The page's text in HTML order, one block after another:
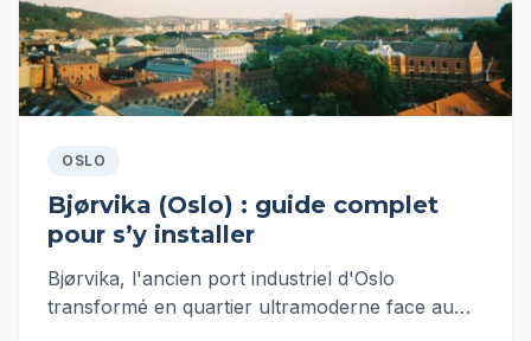
OSLO
Bjørvika (Oslo) : guide complet
pour s’y installer
Bjørvika, l'ancien port industriel d'Oslo
transformé en quartier ultramoderne face au